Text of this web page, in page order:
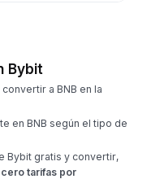
Bybit
a BNB en la
en BNB según el tipo de
Bybit gratis y convertir,
cero tarifas por